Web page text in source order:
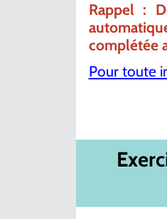
Rappel :
complétée
Pour toute